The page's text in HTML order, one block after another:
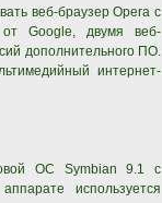
веб-браузер Opera с
от Google, двумя веб-
дополнительного ПО.
интернет-
ОС Symbian 9.1 с
используется